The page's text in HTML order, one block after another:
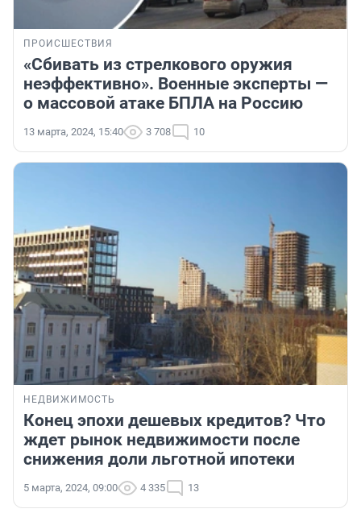
ПРОИСШЕСТВИЯ
«Сбивать из стрелкового оружия
неэффективно». Военные эксперты —
о массовой атаке БПЛА на Россию
13 марта, 2024, 15:40 3 708 10
НЕДВИЖИМОСТЬ
Конец эпохи дешевых кредитов? Что
ждет рынок недвижимости после
снижения доли льготной ипотеки
5 марта, 2024, 09:00 4 335 13